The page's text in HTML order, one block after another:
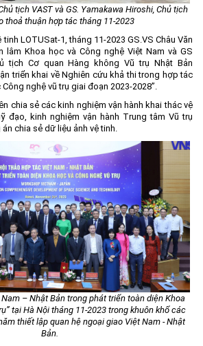
tịch VAST và GS. Yamakawa Hiroshi, Chủ tịch
thoả thuận hợp tác tháng 11-2023
LOTUSat-1, tháng 11-2023 GS.VS Châu Văn
lâm Khoa học và Công nghệ Việt Nam và GS
tịch Cơ quan Hàng không Vũ trụ Nhật Bản
triển khai về Nghiên cứu khả thi trong hợp tác
nghệ vũ trụ giai đoạn 2023-2028”.
chia sẻ các kinh nghiệm vận hành khai thác vệ
đạo, kinh nghiệm vận hành Trung tâm Vũ trụ
chia sẻ dữ liệu ảnh vệ tinh.
– Nhật Bản trong phát triển toàn diện Khoa
tại Hà Nội tháng 11-2023 trong khuôn khổ các
thiết lập quan hệ ngoại giao Việt Nam - Nhật
Bản.